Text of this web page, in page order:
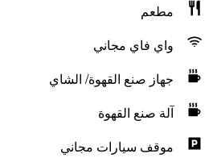
مطعم
واي فاي مجاني
جهاز صنع القهوة/ الشاي
آلة صنع القهوة
موقف سيارات مجاني